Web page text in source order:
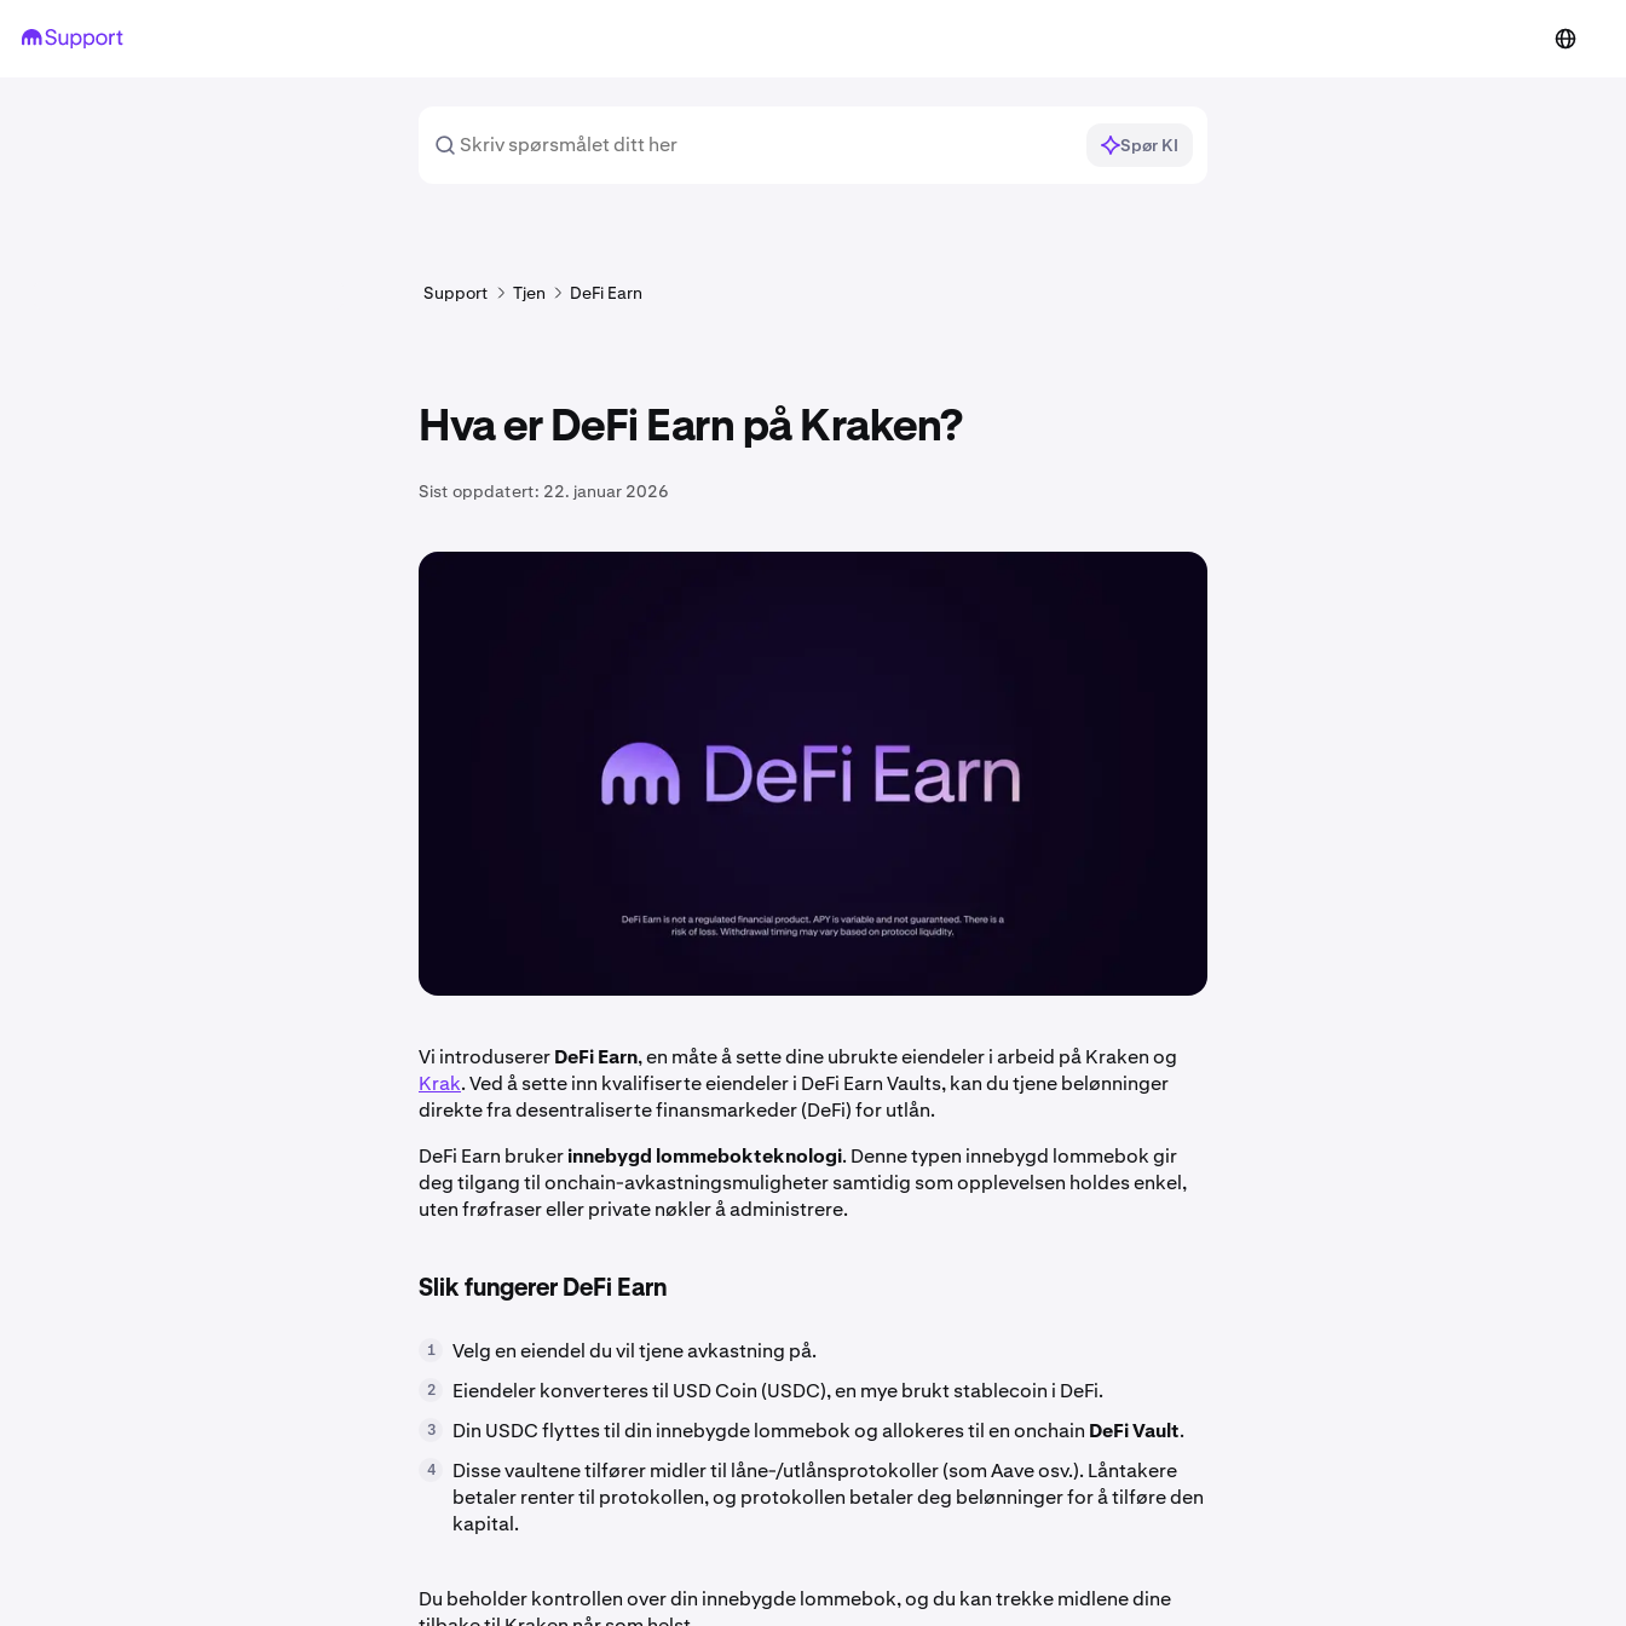
Spør KI
Support Tjen DeFi Earn
Hva er DeFi Earn på Kraken?
Sist oppdatert: 22. januar 2026
Vi introdusererDeFi Earn, en måte å sette dine ubrukte eiendeler i arbeid på Kraken og
Krak. Ved å sette inn kvalifiserte eiendeler i DeFi Earn Vaults, kan du tjene belønninger
direkte fra desentraliserte finansmarkeder (DeFi) for utlån.
DeFi Earn brukerinnebygd lommebokteknologi. Denne typen innebygd lommebok gir
deg tilgang til onchain-avkastningsmuligheter samtidig som opplevelsen holdes enkel,
uten frøfraser eller private nøkler å administrere.
Slik fungerer DeFi Earn
1 Velg en eiendel du vil tjene avkastning på.
2 Eiendeler konverteres til USD Coin (USDC), en mye brukt stablecoin i DeFi.
3 Din USDC flyttes til din innebygde lommebok og allokeres til en onchain DeFi Vault.
4
Disse vaultene tilfører midler til låne-/utlånsprotokoller (som Aave osv.). Låntakere
betaler renter til protokollen, og protokollen betaler deg belønninger for å tilføre den
kapital.
Du beholder kontrollen over din innebygde lommebok, og du kan trekke midlene dine